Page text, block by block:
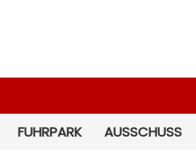
FUHRPARK
AUSSCHUSS